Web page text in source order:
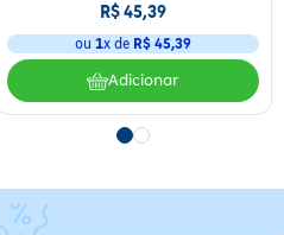
R$45,39
ou 1x de R$ 45,39
Adicionar